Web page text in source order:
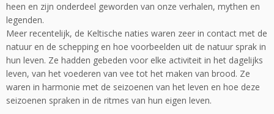
heen en zijn onderdeel geworden van onze verhalen, mythen en
legenden.
Meer recentelijk, de Keltische naties waren zeer in contact met de
natuur en de schepping en hoe voorbeelden uit de natuur sprak in
hun leven. Ze hadden gebeden voor elke activiteit in het dagelijks
leven, van het voederen van vee tot het maken van brood. Ze
waren in harmonie met de seizoenen van het leven en hoe deze
seizoenen spraken in de ritmes van hun eigen leven.